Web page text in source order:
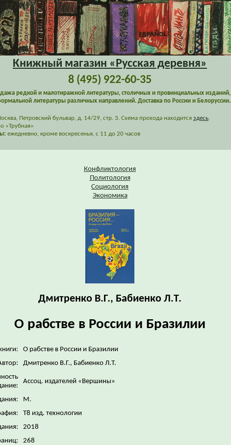
Книжный магазин «Русская деревня»
8 (495) 922-60-35
редкой и малотиражной литературы, столичных и провинциальных изданий,
литературы различных направлений. Доставка по России и Белоруссии.
Петровский бульвар, д. 14/29, стр. 3. Схема прохода находится здесь.
«Трубная»
ежедневно, кроме воскресенья, с 11 до 20 часов
Конфликтология
Политология
Социология
Экономика
Дмитренко В.Г., Бабиенко Л.Т.
О рабстве в России и Бразилии
О рабстве в России и Бразилии
Дмитренко В.Г., Бабиенко Л.Т.
Ассоц. издателей «Вершины»
М.
Т8 изд. технологии
2018
268